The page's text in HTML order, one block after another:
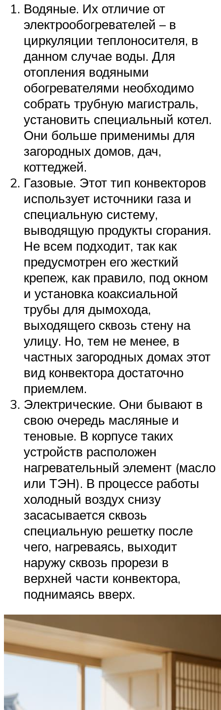
Водяные. Их отличие от
электрообогревателей – в
циркуляции теплоносителя, в
данном случае воды. Для
отопления водяными
обогревателями необходимо
собрать трубную магистраль,
установить специальный котел.
Они больше применимы для
загородных домов, дач,
коттеджей.
Газовые. Этот тип конвекторов
использует источники газа и
специальную систему,
выводящую продукты сгорания.
Не всем подходит, так как
предусмотрен его жесткий
крепеж, как правило, под окном
и установка коаксиальной
трубы для дымохода,
выходящего сквозь стену на
улицу. Но, тем не менее, в
частных загородных домах этот
вид конвектора достаточно
приемлем.
Электрические. Они бывают в
свою очередь масляные и
теновые. В корпусе таких
устройств расположен
нагревательный элемент (масло
или ТЭН). В процессе работы
холодный воздух снизу
засасывается сквозь
специальную решетку после
чего, нагреваясь, выходит
наружу сквозь прорези в
верхней части конвектора,
поднимаясь вверх.